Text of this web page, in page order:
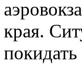
края.